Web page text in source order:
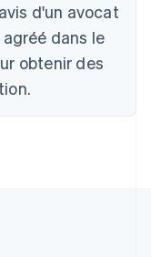
d'un avocat
dans le
obtenir des